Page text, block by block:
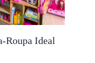
Roupa Ideal